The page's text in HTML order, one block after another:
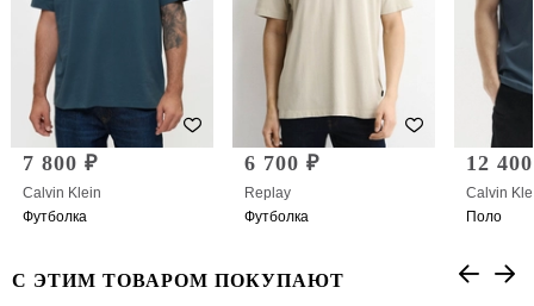
7 800 ₽
Calvin Klein
Футболка
6 700 ₽
Replay
Футболка
12
Calvin
Поло
С ЭТИМ ТОВАРОМ ПОКУПАЮТ